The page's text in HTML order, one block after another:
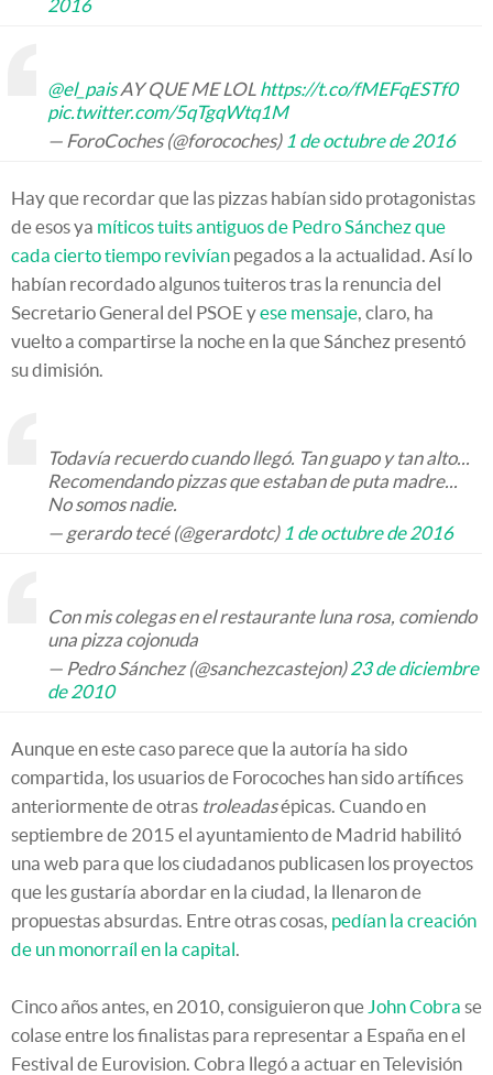
2016
@el_paisAY QUE ME LOL https://t.co/fMEFqESTf0
pic.twitter.com/5qTgqWtq1M
— ForoCoches (@forocoches) 1 de octubre de 2016
Hay que recordar que las pizzas habían sido protagonistas
de esos ya míticos tuits antiguos de Pedro Sánchez que
cada cierto tiempo revivían pegados a la actualidad. Así lo
habían recordado algunos tuiteros tras la renuncia del
Secretario General del PSOE yese mensaje, claro, ha
vuelto a compartirse la noche en la que Sánchez presentó
su dimisión.
Todavía recuerdo cuando llegó. Tan guapo y tan alto...
Recomendando pizzas que estaban de puta madre...
No somos nadie.
— gerardo tecé (@gerardotc) 1 de octubre de 2016
Con mis colegas en el restaurante luna rosa, comiendo
una pizza cojonuda
— Pedro Sánchez (@sanchezcastejon)23 de diciembre
de 2010
Aunque en este caso parece que la autoría ha sido
compartida, los usuarios de Forocoches han sido artífices
anteriormente de otras troleadasépicas. Cuando en
septiembre de 2015 el ayuntamiento de Madrid habilitó
una web para que los ciudadanos publicasen los proyectos
que les gustaría abordar en la ciudad, la llenaron de
propuestas absurdas. Entre otras cosas, pedían la creación
de un monorraíl en la capital.
Cinco años antes, en 2010, consiguieron que John Cobra se
colase entre los finalistas para representar a España en el
Festival de Eurovision. Cobra llegó a actuar en Televisión